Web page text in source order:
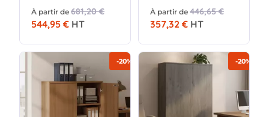
À partir de 681,20 €
544,95 € HT
À partir de 446,65 €
357,32 € HT
-20% -20%